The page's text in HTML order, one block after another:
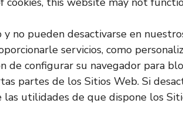
no pueden desactivarse en
servicios, como
de configurar su navegador para
partes de los Sitios Web. Si
utilidades de que dispone los